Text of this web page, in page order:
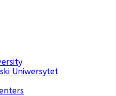
Uniwersytet